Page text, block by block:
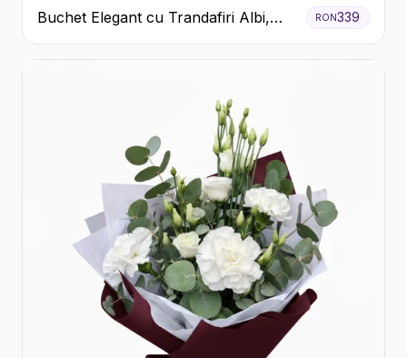
Buchet Elegant cu Trandafiri Albi,
Hortensie și Crizanteme Crem
RON339